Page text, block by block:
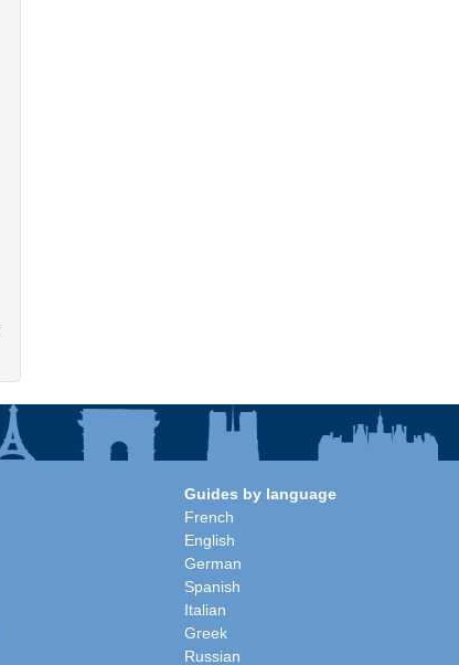
Guides by language
French
English
German
Spanish
Italian
Greek
Russian